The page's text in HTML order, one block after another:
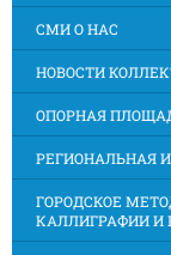
СМИ О НАС
НОВОСТИ
ОПОРНАЯ
РЕГИОНАЛЬНАЯ
ГОРОДСКОЕ
КАЛЛИГРАФИИ И